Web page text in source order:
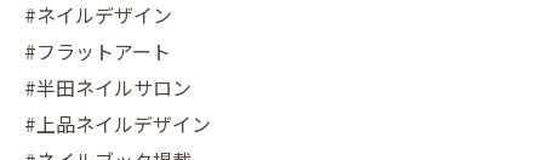
#ネイルデザイン
#フラットアート
#半田ネイルサロン
#上品ネイルデザイン